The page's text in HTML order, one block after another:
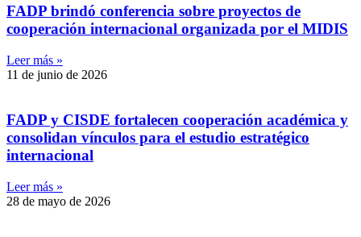
FADP brindó conferencia sobre proyectos de
cooperación internacional organizada por el MIDIS
Leer más »
11 de junio de 2026
FADP y CISDE fortalecen cooperación académica y
consolidan vínculos para el estudio estratégico
internacional
Leer más »
28 de mayo de 2026